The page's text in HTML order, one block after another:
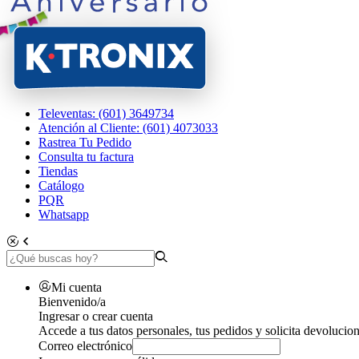
Televentas: (601) 3649734
Atención al Cliente: (601) 4073033
Rastrea Tu Pedido
Consulta tu factura
Tiendas
Catálogo
PQR
Whatsapp
Mi cuenta
Bienvenido/a
Ingresar o crear cuenta
Accede a tus datos personales, tus pedidos y solicita
Correo electrónico